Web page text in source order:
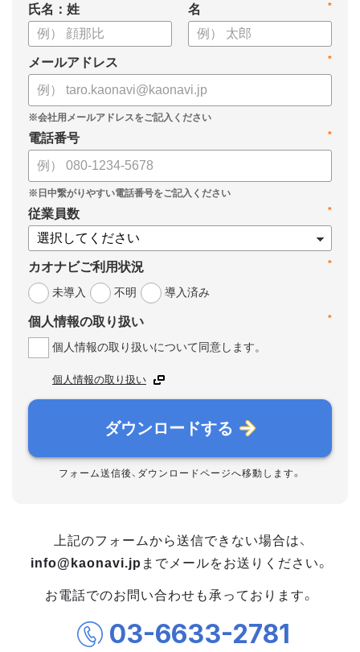
氏名：姓 *
名
*
メールアドレス
*
電話番号
*
従業員数
*
カオナビご利用状況
未導入
不明 導入済み
*
個人情報の取り扱い
個人情報の取り扱いについて同意します。
個人情報の取り扱い
ダウンロードする
フォーム送信後、ダウンロードページへ移動します。
上記のフォームから送信できない場合は、
info@kaonavi.jp までメールをお送りください。
お電話でのお問い合わせも承っております。
03-6633-2781